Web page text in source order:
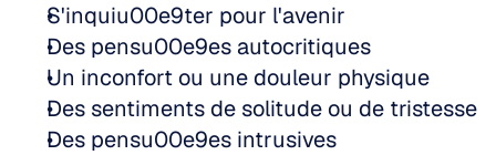
S'inquiu00e9ter pour l'avenir
Des pensu00e9es autocritiques
Un inconfort ou une douleur physique
Des pensu00e9es intrusives